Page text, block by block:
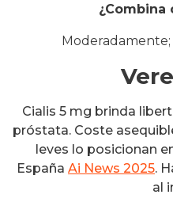
¿Combina
Cialis 5 mg brinda
próstata. Coste
leves lo posicionan
España Ai News 2025.
al